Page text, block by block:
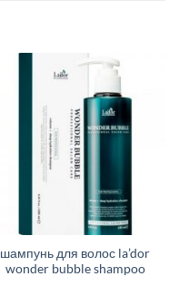
шампунь для волос la’dor
wonder bubble shampoo